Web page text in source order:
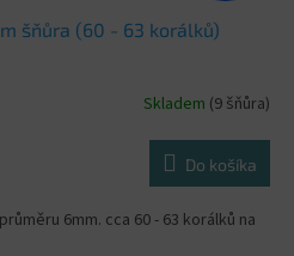
šňůra (60 - 63 korálků)
Skladem (9 šňůra)
Do košíka
6mm. cca 60 - 63 korálků na